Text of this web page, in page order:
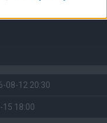
08-12 20:30
15 18:00